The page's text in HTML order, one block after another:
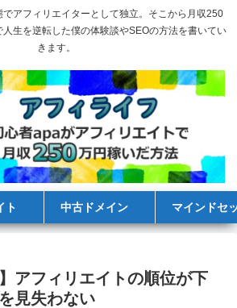
アフィリエイターとして独立。そこから月収250
生を逆転した僕の体験談やSEOの方法を書いてい
きます。
ト 中古ドメイン マインドセ
アフィリエイトの順位が下
見失わない